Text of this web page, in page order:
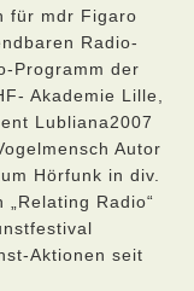
für mdr Figaro
Radio-
Programm der
Akademie Lille,
Lubliana2007
Autor
Hörfunk in div.
Radio“
Aktionen seit